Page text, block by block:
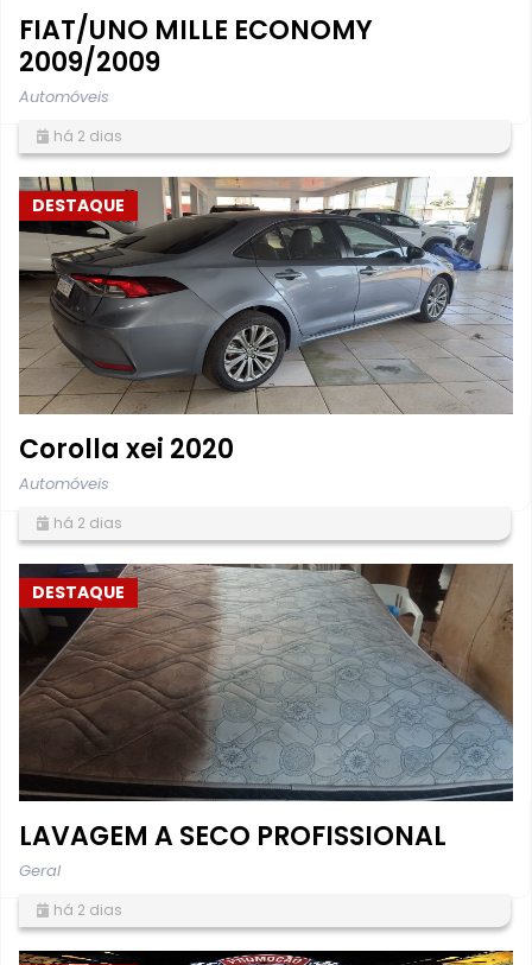
FIAT/UNO MILLE ECONOMY
2009/2009
Automóveis
há 2 dias
DESTAQUE
Corolla xei 2020
Automóveis
há 2 dias
DESTAQUE
LAVAGEM A SECO PROFISSIONAL
Geral
há 2 dias